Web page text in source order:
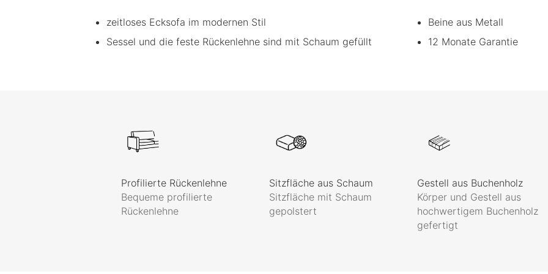
zeitloses Ecksofa im modernen Stil
Sessel und die feste Rückenlehne sind mit Schaum gefüllt
Beine aus Metall
12 Monate Garantie
Profilierte Rückenlehne
Bequeme profilierte
Rückenlehne
Sitzfläche aus Schaum
Sitzfläche mit Schaum
gepolstert
Gestell aus Buchenholz
Körper und Gestell aus
hochwertigem Buchenholz
gefertigt